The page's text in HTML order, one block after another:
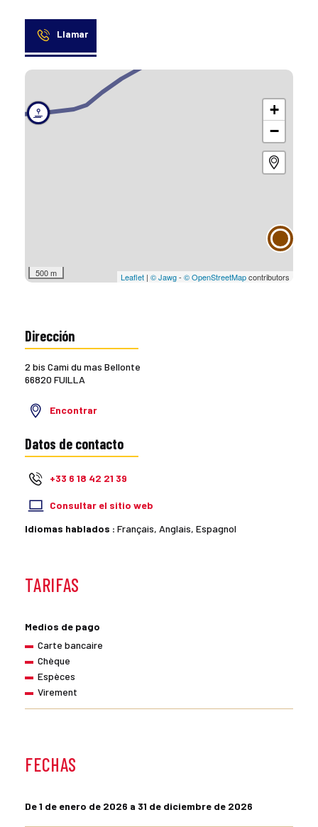
Llamar
+
−
500 m Leaflet | © Jawg- © OpenStreetMapcontributors
Dirección
2 bis Cami du mas Bellonte
66820 FUILLA
Encontrar
Datos de contacto
+33 6 18 42 21 39
Consultar el sitio web
Idiomas hablados : Français, Anglais, Espagnol
TARIFAS
Medios de pago
Carte bancaire
Chèque
Espèces
Virement
FECHAS
De 1 de enero de 2026 a 31 de diciembre de 2026